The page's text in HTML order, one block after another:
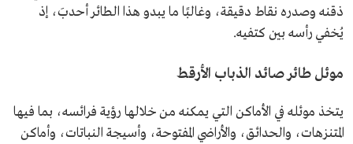
ذقنه وصدره نقاط دقيقة، وغالبًا ما يبدو هذا الطائر أحدبَ، إذ
يُخفي رأسه بين كتفيه.
موئل طائر صائد الذباب الأرقط
يتخذ موئله في الأماكن التي يمكنه من خلالها رؤية فرائسه، بما فيها
المتنزهات، والحدائق، والأراضي المفتوحة، وأسيجة النباتات، وأماكن